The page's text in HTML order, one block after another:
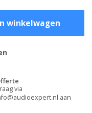
winkelwagen
via
aan